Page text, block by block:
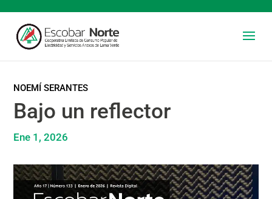
NOEMÍ SERANTES
Bajo un reflector
Ene 1, 2026